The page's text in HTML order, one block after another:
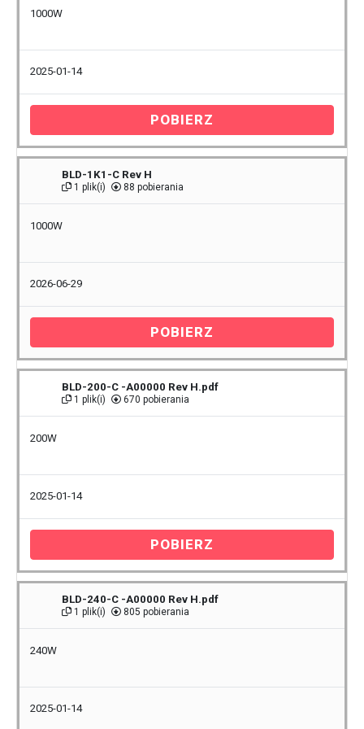
1000W
2025-01-14
POBIERZ
BLD-1K1-C Rev H
1 plik(i) 88 pobierania
1000W
2026-06-29
POBIERZ
BLD-200-C -A00000 Rev H.pdf
1 plik(i) 670 pobierania
200W
2025-01-14
POBIERZ
BLD-240-C -A00000 Rev H.pdf
1 plik(i) 805 pobierania
240W
2025-01-14